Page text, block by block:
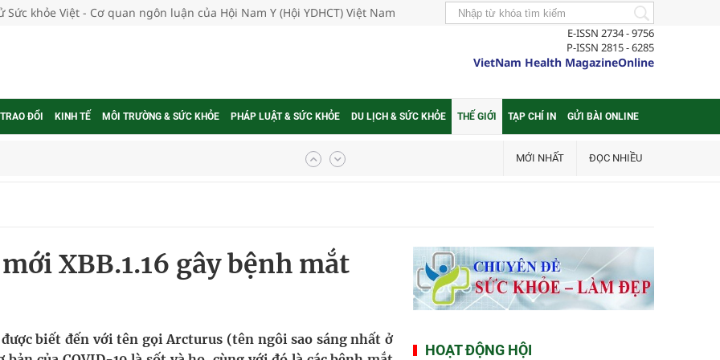
Sức khỏe Việt - Cơ quan ngôn luận của Hội Nam Y (Hội YDHCT) Việt Nam
E-ISSN 2734 - 9756
P-ISSN 2815 - 6285
VietNam Health MagazineOnline
ĐỔI KINH TẾ MÔI TRƯỜNG & SỨC KHỎE PHÁP LUẬT & SỨC KHỎE DU LỊCH & SỨC KHỎE THẾ GIỚI TẠP CHÍ IN GỬI BÀI ONLINE
thuốc
khám sàng lọc cho người dân
cực hiệu quả
gia
MỚI NHẤT ĐỌC NHIỀU
XBB.1.16 gây bệnh mắt
biết đến với tên gọi Arcturus (tên ngôi sao sáng nhất ở
HOẠT ĐỘNG HỘI